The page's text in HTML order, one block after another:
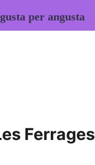
Ferrages
per angusta